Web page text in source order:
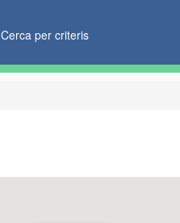
Cerca per criteris